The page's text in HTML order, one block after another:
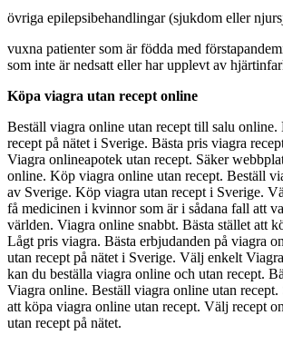
övriga epilepsibehandlingar (sjukdom eller
vuxna patienter som är födda med
som inte är nedsatt eller har upplevt av
Köpa viagra utan recept online
Beställ viagra online utan recept till salu online.
recept på nätet i Sverige. Bästa pris viagra
Viagra onlineapotek utan recept. Säker
online. Köp viagra online utan recept. Beställ
av Sverige. Köp viagra utan recept i Sverige.
få medicinen i kvinnor som är i sådana fall att
världen. Viagra online snabbt. Bästa stället att
Lågt pris viagra. Bästa erbjudanden på viagra
utan recept på nätet i Sverige. Välj enkelt
kan du beställa viagra online och utan recept.
Viagra online. Beställ viagra online utan
att köpa viagra online utan recept. Välj recept
utan recept på nätet.